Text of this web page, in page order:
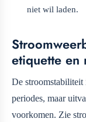
niet wil laden.
etiquette en
De stroomstabiliteit
periodes, maar
voorkomen. Zie